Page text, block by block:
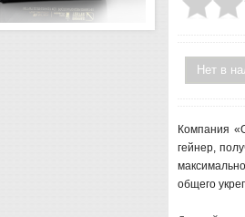
Нет в
Компания
гейнер,
общего